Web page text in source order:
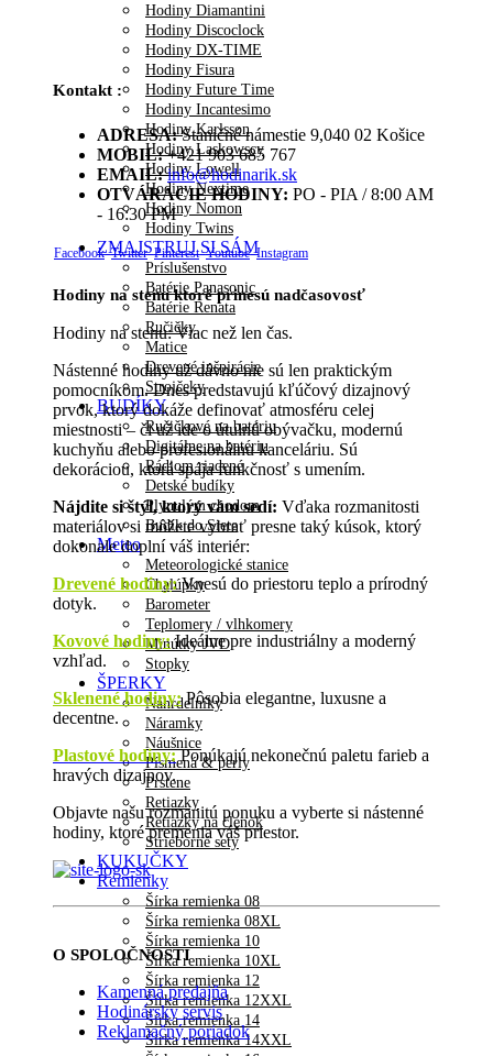
Hodiny Diamantini
Hodiny Discoclock
Hodiny DX-TIME
Hodiny Fisura
Hodiny Future Time
Hodiny Incantesimo
Hodiny Karlsson
Hodiny Laskowscy
Hodiny Lowell
Hodiny Nextime
Hodiny Nomon
Hodiny Twins
ZMAJSTRUJ SI SÁM
Príslušenstvo
Batérie Panasonic
Batérie Renata
Ručičky
Matice
Drevené inšpirácie
Strojčeky
BUDÍKY
Ručičkové na batériu
Digitálne na batériu
Rádiom riadené
Detské budíky
Plynulým chodom
Budík do Siete
Meteo
Meteorologické stanice
Chalúpky
Barometer
Teplomery / vlhkomery
Minútky JVD
Stopky
ŠPERKY
Náhrdelníky
Náramky
Náušnice
Písmená & perly
Prstene
Retiazky
Retiazky na členok
Strieborné sety
KUKUČKY
Remienky
Šírka remienka 08
Šírka remienka 08XL
Šírka remienka 10
Šírka remienka 10XL
Šírka remienka 12
Šírka remienka 12XXL
Šírka remienka 14
Šírka remienka 14XXL
Kontakt :
ADRESA: Staničné námestie 9,040 02 Košice
MOBIL: +421 903 685 767
EMAIL: info@hodinarik.sk
OTVÁRACIE HODINY: PO - PIA / 8:00 AM
- 16:30 PM
Facebook Twitter Pinterest Youtube Instagram
Hodiny na stenu ktoré prinesú nadčasovosť
Hodiny na stenu: Viac než len čas.
Nástenné hodiny už dávno nie sú len praktickým
pomocníkom. Dnes predstavujú kľúčový dizajnový
prvok, ktorý dokáže definovať atmosféru celej
miestnosti – či už ide o útulnú obývačku, modernú
kuchyňu alebo profesionálnu kanceláriu. Sú
dekoráciou, ktorá spája funkčnosť s umením.
Nájdite si štýl, ktorý vám sedí: Vďaka rozmanitosti
materiálov si môžete vybrať presne taký kúsok, ktorý
dokonale doplní váš interiér:
Drevené hodiny:Vnesú do priestoru teplo a prírodný
dotyk.
Kovové hodiny:Ideálne pre industriálny a moderný
vzhľad.
Sklenené hodiny:Pôsobia elegantne, luxusne a
decentne.
Plastové hodiny:Ponúkajú nekonečnú paletu farieb a
hravých dizajnov.
Objavte našu rozmanitú ponuku a vyberte si nástenné
hodiny, ktoré premenia váš priestor.
O SPOLOČNOSTI
Kamenná predajňa
Hodinársky servis
Reklamačný poriadok